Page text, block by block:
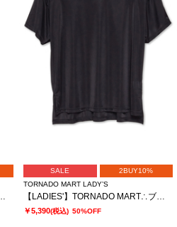
パードプリントイージースカート
SALE
2BUY10%
TORNADO MART LADY’S
【LADIES'】TORNADO MART∴ブライトスムーススリットオーバーTシャツ
￥5,390(税込) 50%OFF